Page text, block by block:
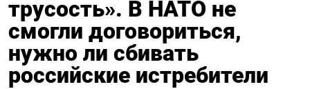
трусость». В НАТО не
смогли договориться,
нужно ли сбивать
российские истребители